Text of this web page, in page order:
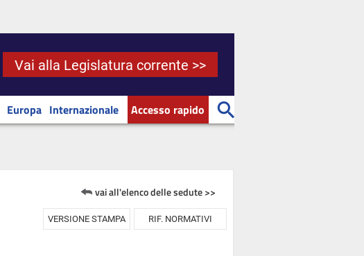
Vai alla Legislatura corrente >>
Europa Internazionale Accesso rapido
vai all'elenco delle sedute >>
VERSIONE STAMPA RIF. NORMATIVI